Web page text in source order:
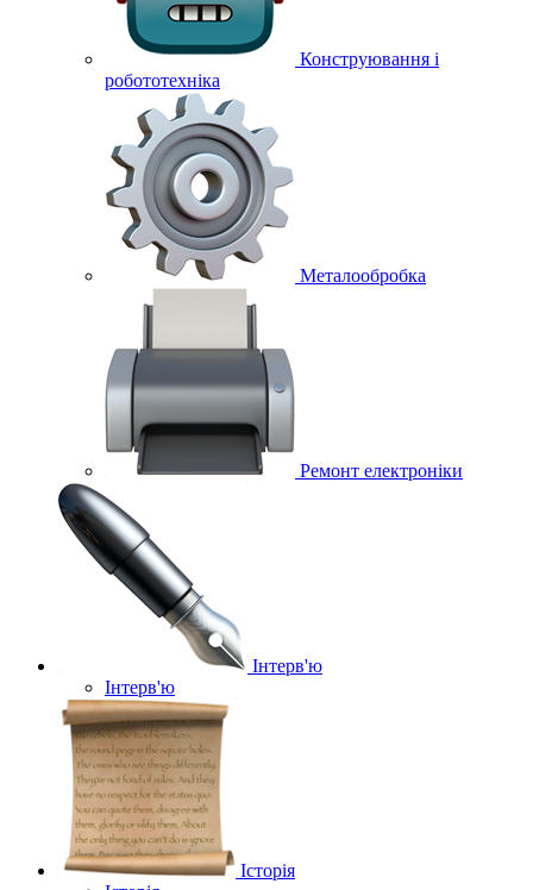
Конструювання і
робототехніка
Металообробка
Ремонт електроніки
Інтерв'ю
Інтерв'ю
Історія